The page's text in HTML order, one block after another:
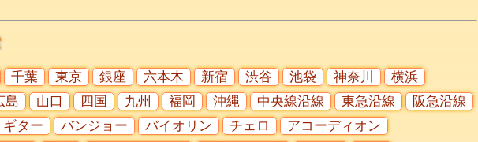
千葉 東京 銀座 六本木 新宿 渋谷 池袋 神奈川
横浜
島 山口 四国 九州 福岡 沖縄 中央線沿線 東急沿線
阪急沿線
ギター バンジョー バイオリン チェロ
アコーディオン